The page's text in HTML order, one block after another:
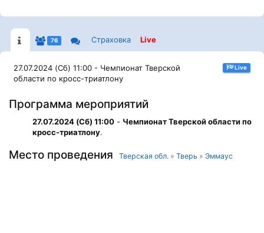
76 Страховка Live
27.07.2024 (Сб) 11:00 - Чемпионат Тверской
области по кросс-триатлону
Live
Программа мероприятий
27.07.2024 (Сб) 11:00 - Чемпионат Тверской области по
кросс-триатлону.
Место проведения Тверская обл. » Тверь » Эммаус